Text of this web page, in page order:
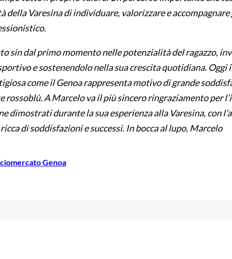
della Varesina di individuare, valorizzare e
sin dal primo momento nelle potenzialità del ragazzo,
e sostenendolo nella sua crescita quotidiana.
come il Genoa rappresenta motivo di grande
rossoblù. A Marcelo va il più sincero ringraziamento per
dimostrati durante la sua esperienza alla Varesina, con
di soddisfazioni e successi. In bocca al lupo, Marcelo
Genoa